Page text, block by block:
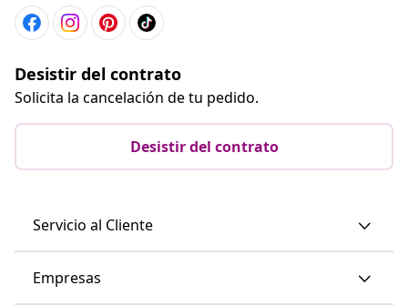
Desistir del contrato
Solicita la cancelación de tu pedido.
Desistir del contrato
Servicio al Cliente
Empresas